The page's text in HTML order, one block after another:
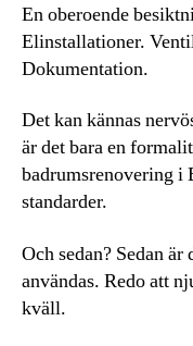
En oberoende
Elinstallationer.
Dokumentation.
Det kan kännas
är det bara en
badrumsrenovering i
standarder.
Och sedan? Sedan
användas. Redo att
kväll.